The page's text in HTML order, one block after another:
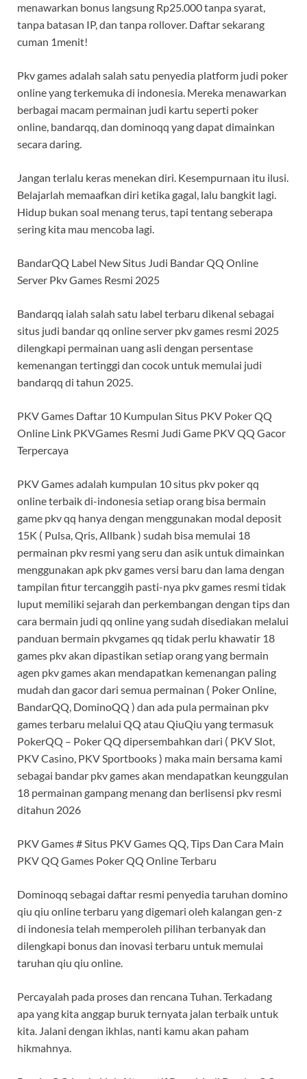
menawarkan bonus langsung Rp25.000 tanpa syarat,
tanpa batasan IP, dan tanpa rollover. Daftar sekarang
cuman 1menit!
Pkv games adalah salah satu penyedia platform judi poker
online yang terkemuka di indonesia. Mereka menawarkan
berbagai macam permainan judi kartu seperti poker
online, bandarqq, dan dominoqq yang dapat dimainkan
secara daring.
Jangan terlalu keras menekan diri. Kesempurnaan itu ilusi.
Belajarlah memaafkan diri ketika gagal, lalu bangkit lagi.
Hidup bukan soal menang terus, tapi tentang seberapa
sering kita mau mencoba lagi.
BandarQQ Label New Situs Judi Bandar QQ Online
Server Pkv Games Resmi 2025
Bandarqq ialah salah satu label terbaru dikenal sebagai
situs judi bandar qq online server pkv games resmi 2025
dilengkapi permainan uang asli dengan persentase
kemenangan tertinggi dan cocok untuk memulai judi
bandarqq di tahun 2025.
PKV Games Daftar 10 Kumpulan Situs PKV Poker QQ
Online Link PKVGames Resmi Judi Game PKV QQ Gacor
Terpercaya
PKV Games adalah kumpulan 10 situs pkv poker qq
online terbaik di-indonesia setiap orang bisa bermain
game pkv qq hanya dengan menggunakan modal deposit
15K ( Pulsa, Qris, Allbank ) sudah bisa memulai 18
permainan pkv resmi yang seru dan asik untuk dimainkan
menggunakan apk pkv games versi baru dan lama dengan
tampilan fitur tercanggih pasti-nya pkv games resmi tidak
luput memiliki sejarah dan perkembangan dengan tips dan
cara bermain judi qq online yang sudah disediakan melalui
panduan bermain pkvgames qq tidak perlu khawatir 18
games pkv akan dipastikan setiap orang yang bermain
agen pkv games akan mendapatkan kemenangan paling
mudah dan gacor dari semua permainan ( Poker Online,
BandarQQ, DominoQQ ) dan ada pula permainan pkv
games terbaru melalui QQ atau QiuQiu yang termasuk
PokerQQ – Poker QQ dipersembahkan dari ( PKV Slot,
PKV Casino, PKV Sportbooks ) maka main bersama kami
sebagai bandar pkv games akan mendapatkan keunggulan
18 permainan gampang menang dan berlisensi pkv resmi
ditahun 2026
PKV Games # Situs PKV Games QQ, Tips Dan Cara Main
PKV QQ Games Poker QQ Online Terbaru
Dominoqq sebagai daftar resmi penyedia taruhan domino
qiu qiu online terbaru yang digemari oleh kalangan gen-z
di indonesia telah memperoleh pilihan terbanyak dan
dilengkapi bonus dan inovasi terbaru untuk memulai
taruhan qiu qiu online.
Percayalah pada proses dan rencana Tuhan. Terkadang
apa yang kita anggap buruk ternyata jalan terbaik untuk
kita. Jalani dengan ikhlas, nanti kamu akan paham
hikmahnya.